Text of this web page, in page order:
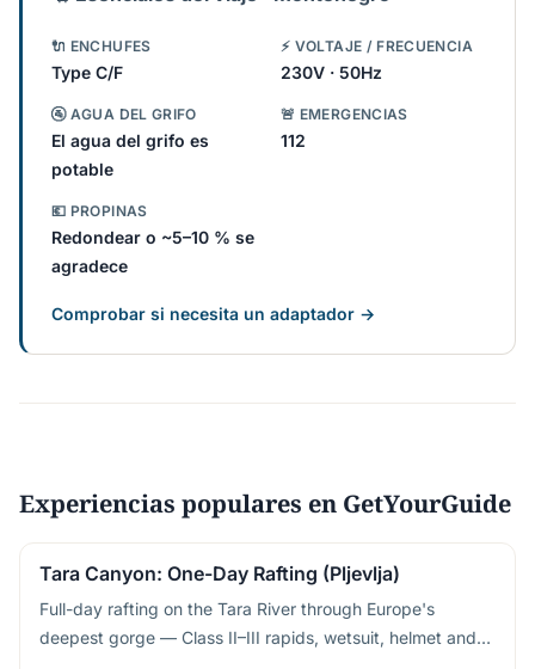
🔌 ENCHUFES
Type C/F
⚡ VOLTAJE / FRECUENCIA
230V · 50Hz
🚰 AGUA DEL GRIFO
El agua del grifo es
potable
🚨 EMERGENCIAS
112
💶 PROPINAS
Redondear o ~5–10 % se
agradece
Comprobar si necesita un adaptador →
Experiencias populares en GetYourGuide
Tara Canyon: One-Day Rafting (Pljevlja)
Full-day rafting on the Tara River through Europe's
deepest gorge — Class II–III rapids, wetsuit, helmet and